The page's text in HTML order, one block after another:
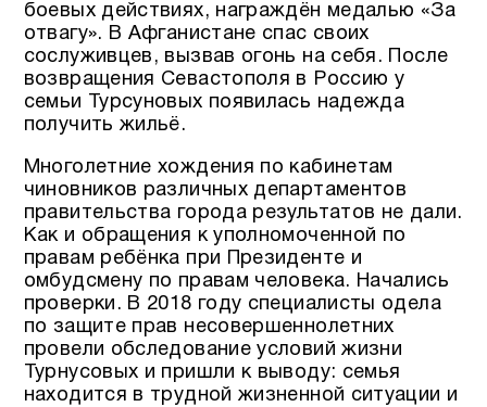
боевых действиях, награждён медалью «За
отвагу». В Афганистане спас своих
сослуживцев, вызвав огонь на себя. После
возвращения Севастополя в Россию у
семьи Турсуновых появилась надежда
получить жильё.
Многолетние хождения по кабинетам
чиновников различных департаментов
правительства города результатов не дали.
Как и обращения к уполномоченной по
правам ребёнка при Президенте и
омбудсмену по правам человека. Начались
проверки. В 2018 году специалисты одела
по защите прав несовершеннолетних
провели обследование условий жизни
Турнусовых и пришли к выводу: семья
находится в трудной жизненной ситуации и